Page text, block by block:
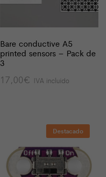
Bare conductive A5
printed sensors – Pack de
3
17,00€ IVA incluido
Destacado